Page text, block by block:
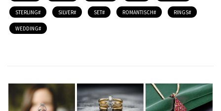
RINGS
ROMANTISCH
SET
SILVER
STERLING
WEDDING